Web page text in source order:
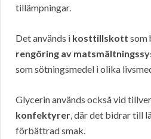
tillämpningar.
Det används i kosttillskott som
rengöring av
som sötningsmedel i olika
Glycerin används också vid
konfektyrer, där det bidrar till
förbättrad smak.